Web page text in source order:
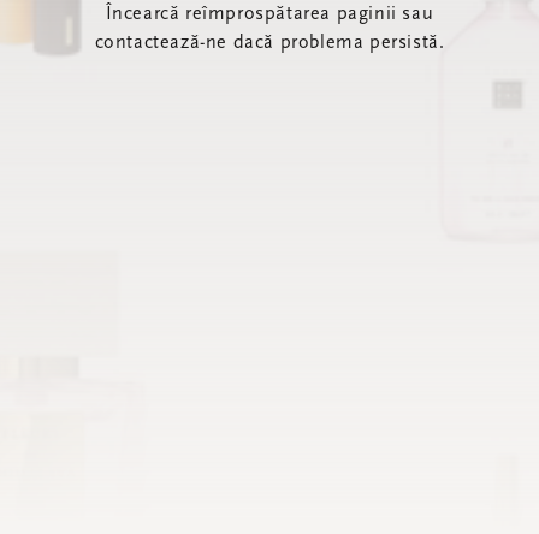
Încearcă reîmprospătarea paginii sau
contactează-ne dacă problema persistă.